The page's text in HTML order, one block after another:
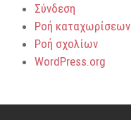
Σύνδεση
Ροή καταχωρίσεων
Ροή σχολίων
WordPress.org